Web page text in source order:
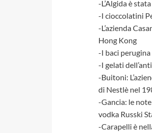
-L’Algida è
-I cioccolatini
-L’azienda
Hong Kong
-I baci
-I gelati
-Buitoni:
di Nestlè nel
-Gancia: le
vodka Russki
-Carapelli è